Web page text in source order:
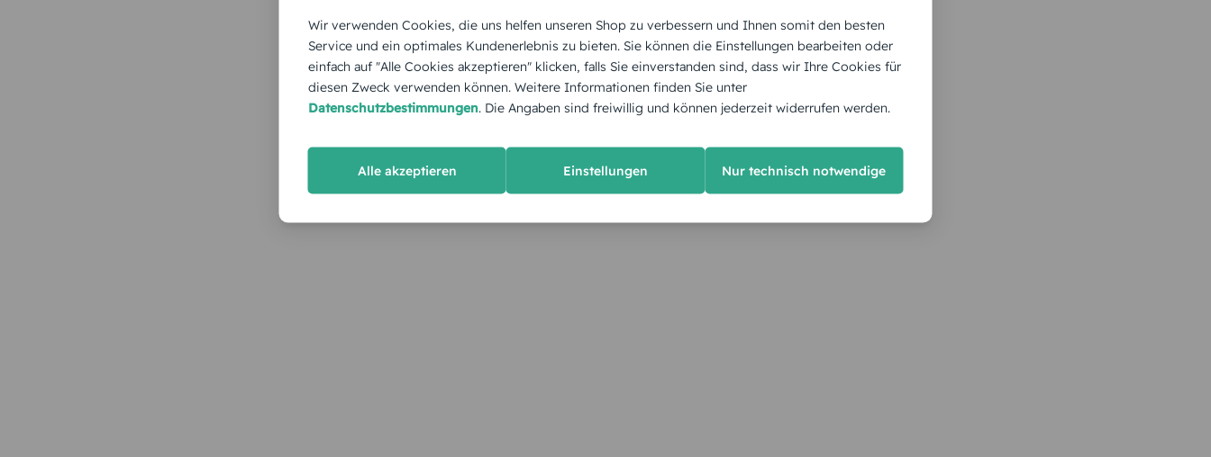
Wir verwenden Cookies, die uns helfen unseren Shop zu verbessern und Ihnen somit den besten
Service und ein optimales Kundenerlebnis zu bieten. Sie können die Einstellungen bearbeiten oder
einfach auf "Alle Cookies akzeptieren" klicken, falls Sie einverstanden sind, dass wir Ihre Cookies für
diesen Zweck verwenden können. Weitere Informationen finden Sie unter
Datenschutzbestimmungen. Die Angaben sind freiwillig und können jederzeit widerrufen werden.
Alle akzeptieren Einstellungen Nur technisch notwendige